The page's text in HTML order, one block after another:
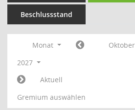
Beschlussstand
Monat
Oktober
2027
Aktuell
Gremium auswählen